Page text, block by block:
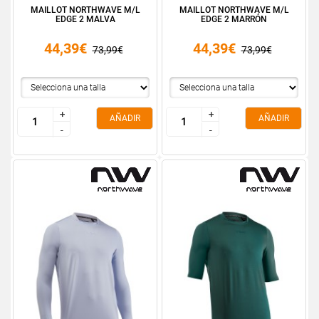
MAILLOT NORTHWAVE M/L
EDGE 2 MALVA
44,39€ 73,99€
+
-
+
-
AÑADIR
MAILLOT NORTHWAVE M/L
EDGE 2 MARRÓN
44,39€ 73,99€
+
-
+
-
AÑADIR